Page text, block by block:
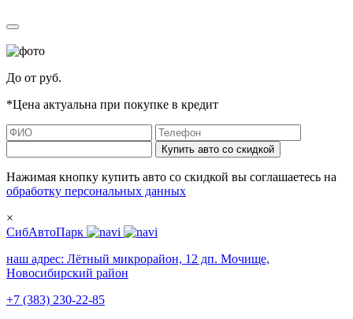
До от руб.
*Цена актуальна при покупке в кредит
Купить авто со скидкой
Нажимая кнопку купить авто со скидкой вы соглашаетесь на
обработку персональных данных
×
СибАвтоПарк
наш адрес: Лётный микрорайон, 12 дп. Мочище,
Новосибирский район
+7 (383) 230-22-85